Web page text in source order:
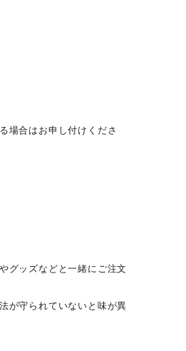
場合はお申し付けくださ
グッズなどと一緒にご注文
が守られていないと味が異